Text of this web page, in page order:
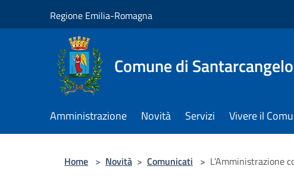
Regione Emilia-Romagna
Comune di
Amministrazione Novità Servizi Vivere il
Home > Novità > Comunicati > L’Amministrazione